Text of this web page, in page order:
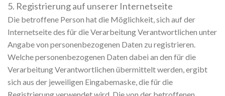
5. Registrierung auf unserer Internetseite
Die betroffene Person hat die Möglichkeit, sich auf der
Internetseite des für die Verarbeitung Verantwortlichen unter
Angabe von personenbezogenen Daten zu registrieren.
Welche personenbezogenen Daten dabei an den für die
Verarbeitung Verantwortlichen übermittelt werden, ergibt
sich aus der jeweiligen Eingabemaske, die für die